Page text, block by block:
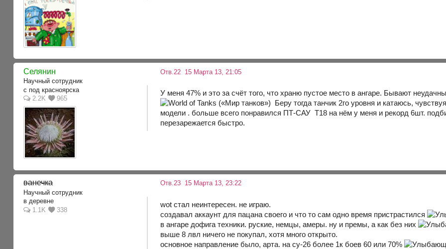
Селянин
Научный сотрудник
с под красноярска
2.2K
965
Отв.22 15 Марта 13, 21:05
У меня 47% и это за счёт того, что храню пустое место в ангаре. Бывают
Беру тогда танчик 2го уровня и катаюсь,
модели . больше всего понравился ПТ-САУ Т18 на нём у меня и рекорд 6шт.
перезарежается быстро.
ванечка
Научный сотрудник
в деревне
1.1K
338
Отв.23 15 Марта 13, 23:22
wot стал неинтересен. не играю.
создавал аккаунт для пацана своего и что то сам одно время пристрастился
в ангаре дофига техники. руские, немцы, амеры. ну и премы, а как без них
выше 8 лвл ничего не покупал, хотя много открыто.
основное направление было, арта. на су-26 более 1к боев 60 или 70%